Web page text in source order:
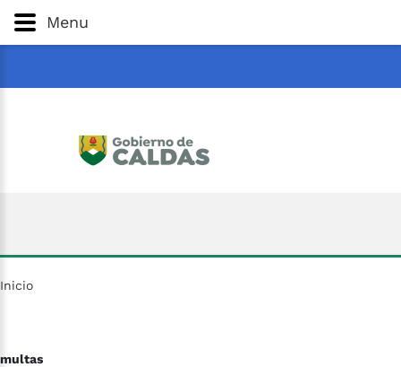
Gobernación
Menu
Inicio
multas